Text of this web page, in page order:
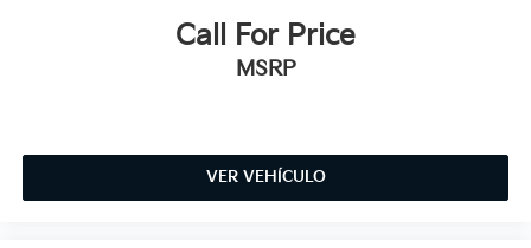
Call For Price
MSRP
VER VEHÍCULO